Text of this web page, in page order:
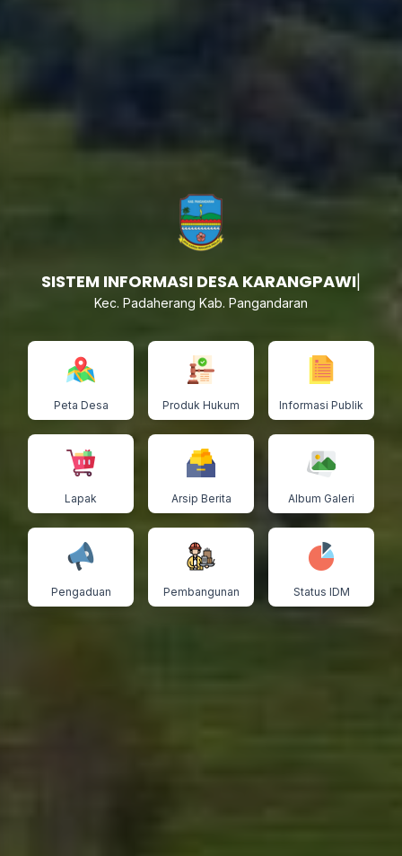
SISTEM INFORMASI DESA KA|
Kec. Padaherang Kab. Pangandaran
Peta Desa Produk Hukum Informasi Publik
Lapak Arsip Berita Album Galeri
Pengaduan Pembangunan Status IDM